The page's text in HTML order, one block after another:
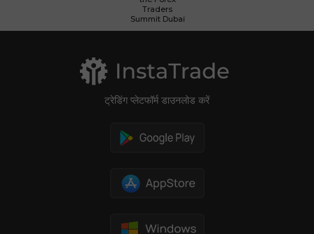
Traders
Summit Dubai
ट्रेडिंग प्लेटफॉर्म डाउनलोड करें